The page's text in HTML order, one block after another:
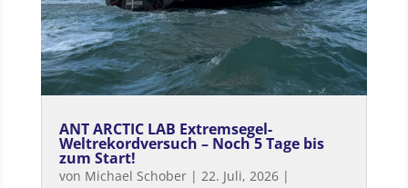
ANT ARCTIC LAB Extremsegel-
Weltrekordversuch – Noch 5 Tage bis
zum Start!
von Michael Schober| 22. Juli, 2026|